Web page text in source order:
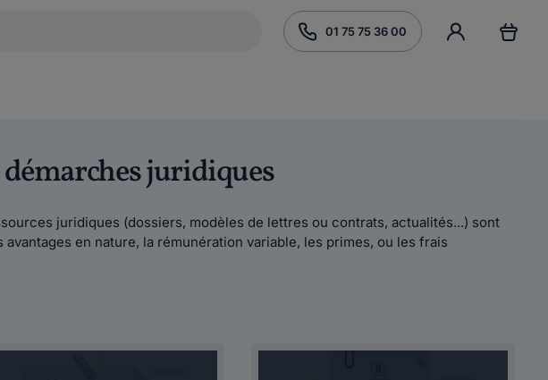
01 75 75 36 00
juridiques
juridiques (dossiers, modèles de lettres ou contrats, actualités...) sont
en nature, la rémunération variable, les primes, ou les frais